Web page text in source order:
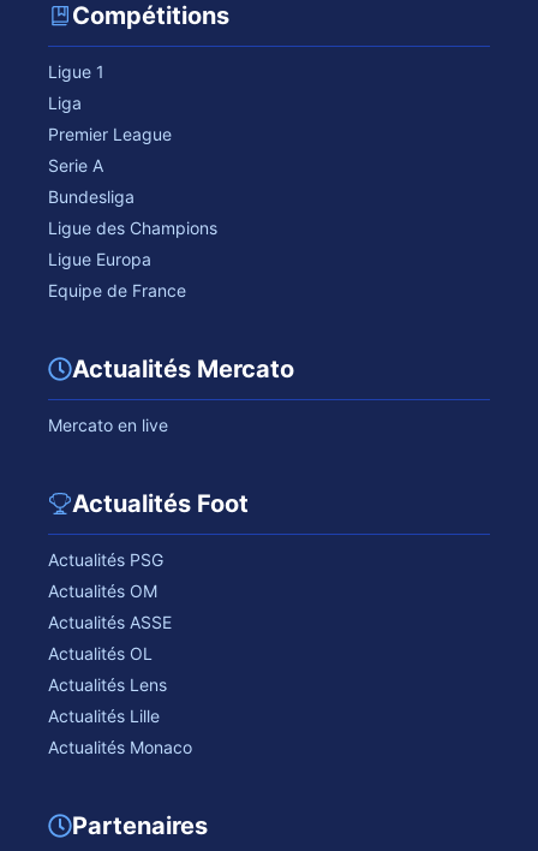
Compétitions
Ligue 1
Liga
Premier League
Serie A
Bundesliga
Ligue des Champions
Ligue Europa
Equipe de France
Actualités Mercato
Mercato en live
Actualités Foot
Actualités PSG
Actualités OM
Actualités ASSE
Actualités OL
Actualités Lens
Actualités Lille
Actualités Monaco
Partenaires